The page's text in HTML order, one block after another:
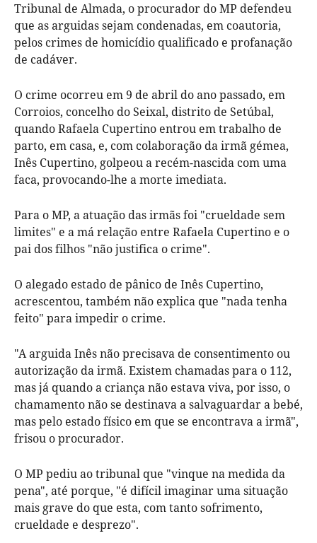
Tribunal de Almada, o procurador do MP defendeu
que as arguidas sejam condenadas, em coautoria,
pelos crimes de homicídio qualificado e profanação
de cadáver.
O crime ocorreu em 9 de abril do ano passado, em
Corroios, concelho do Seixal, distrito de Setúbal,
quando Rafaela Cupertino entrou em trabalho de
parto, em casa, e, com colaboração da irmã gémea,
Inês Cupertino, golpeou a recém-nascida com uma
faca, provocando-lhe a morte imediata.
Para o MP, a atuação das irmãs foi "crueldade sem
limites" e a má relação entre Rafaela Cupertino e o
pai dos filhos "não justifica o crime".
O alegado estado de pânico de Inês Cupertino,
acrescentou, também não explica que "nada tenha
feito" para impedir o crime.
"A arguida Inês não precisava de consentimento ou
autorização da irmã. Existem chamadas para o 112,
mas já quando a criança não estava viva, por isso, o
chamamento não se destinava a salvaguardar a bebé,
mas pelo estado físico em que se encontrava a irmã",
frisou o procurador.
O MP pediu ao tribunal que "vinque na medida da
pena", até porque, "é difícil imaginar uma situação
mais grave do que esta, com tanto sofrimento,
crueldade e desprezo".